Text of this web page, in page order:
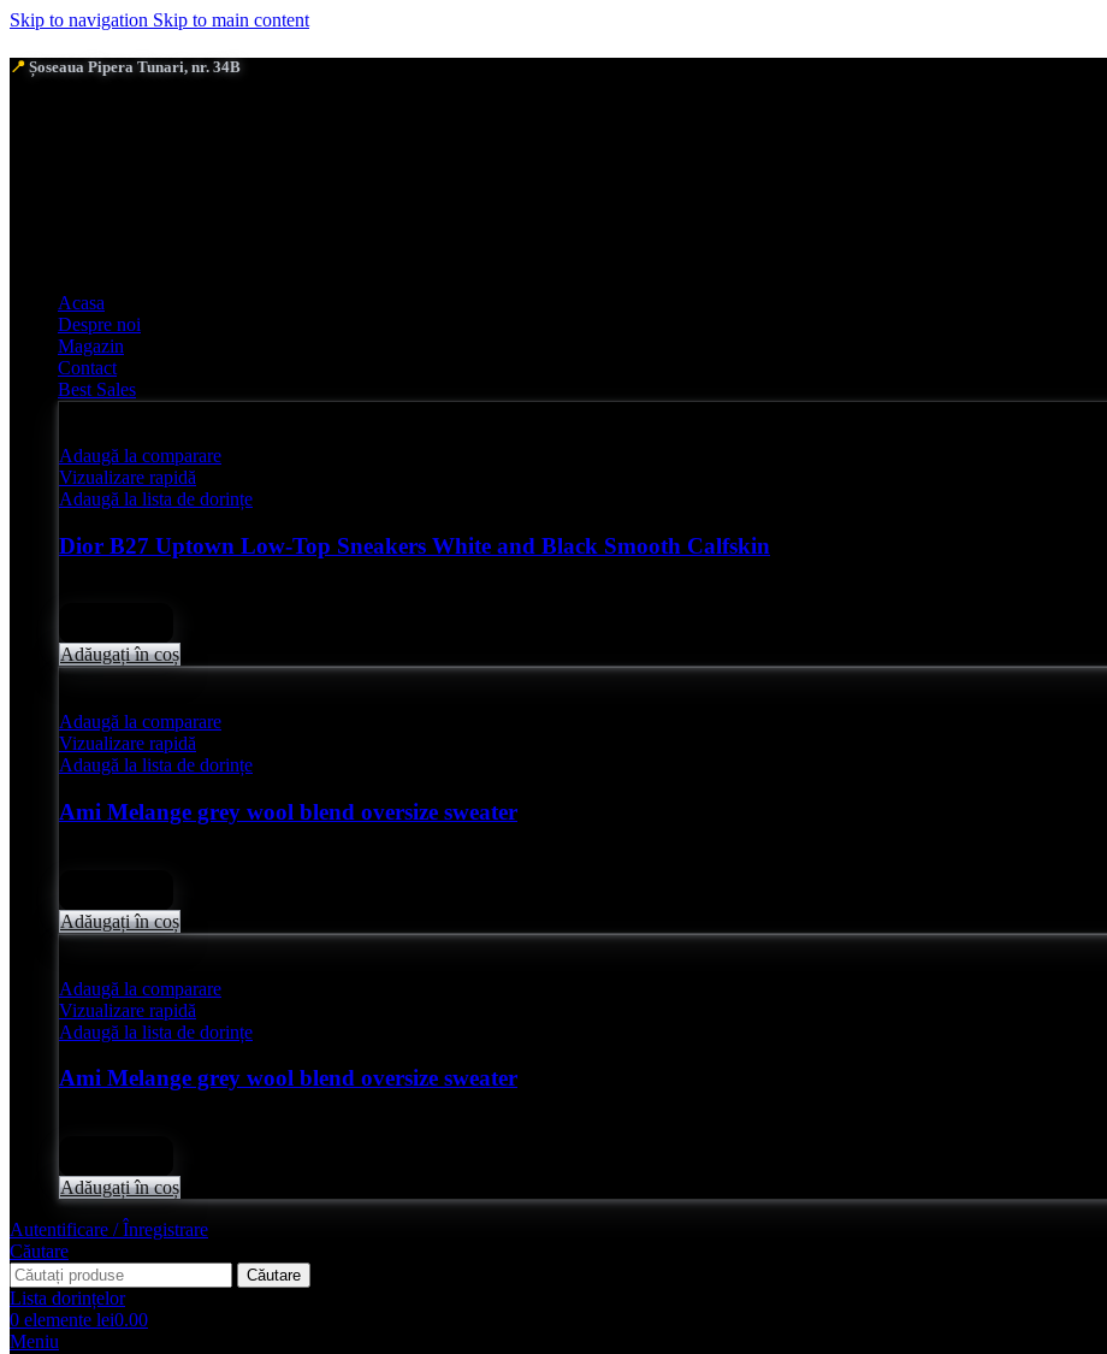
Skip to navigation Skip to main content
📍 Șoseaua Pipera Tunari, nr. 34B
Acasa
Despre noi
Magazin
Contact
Best Sales
Adaugă la comparare
Vizualizare rapidă
Adaugă la lista de dorințe
Dior B27 Uptown Low-Top Sneakers White and Black Smooth Calfskin
Adăugați în coș
Adaugă la comparare
Vizualizare rapidă
Adaugă la lista de dorințe
Ami Melange grey wool blend oversize sweater
Adăugați în coș
Adaugă la comparare
Vizualizare rapidă
Adaugă la lista de dorințe
Ami Melange grey wool blend oversize sweater
Adăugați în coș
Autentificare / Înregistrare
Căutare
Căutare
Lista dorințelor
0 elemente lei0.00
Meniu